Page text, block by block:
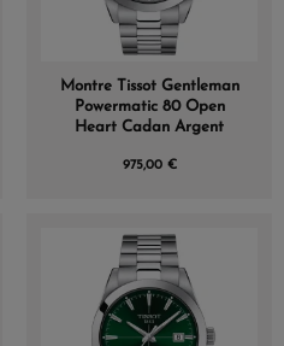
Montre Tissot Gentleman
Powermatic 80 Open
Heart Cadan Argent
975,00 €